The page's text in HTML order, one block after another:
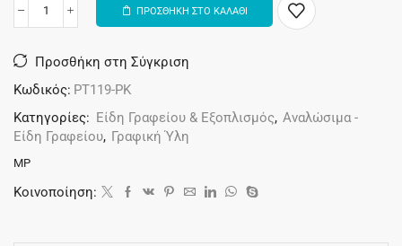
ΠΡΟΣΘΗΚΗ ΣΤΟ ΚΑΛΑΘΙ
Προσθήκη στη Σύγκριση
Κωδικός: PT119-PK
Κατηγορίες: Είδη Γραφείου & Εξοπλισμός, Αναλώσιμα -
Είδη Γραφείου, Γραφική Ύλη
MP
Κοινοποίηση: